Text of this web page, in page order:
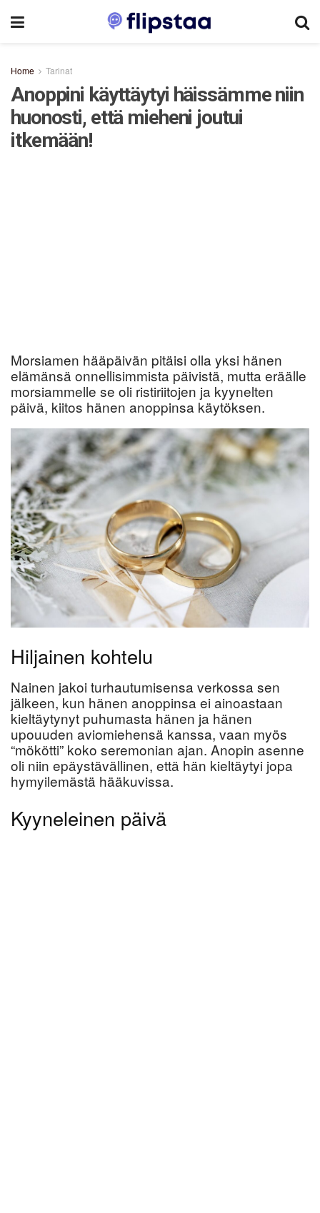
Home Tarinat
Anoppini käyttäytyi häissämme niin
huonosti, että mieheni joutui
itkemään!
Morsiamen hääpäivän pitäisi olla yksi hänen
elämänsä onnellisimmista päivistä, mutta eräälle
morsiammelle se oli ristiriitojen ja kyynelten
päivä, kiitos hänen anoppinsa käytöksen.
Hiljainen kohtelu
Nainen jakoi turhautumisensa verkossa sen
jälkeen, kun hänen anoppinsa ei ainoastaan
kieltäytynyt puhumasta hänen ja hänen
upouuden aviomiehensä kanssa, vaan myös
“mökötti” koko seremonian ajan. Anopin asenne
oli niin epäystävällinen, että hän kieltäytyi jopa
hymyilemästä hääkuvissa.
Kyyneleinen päivä